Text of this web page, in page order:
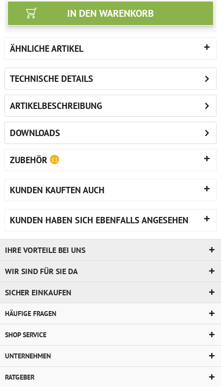
IN DEN WARENKORB
ÄHNLICHE ARTIKEL
TECHNISCHE DETAILS
ARTIKELBESCHREIBUNG
DOWNLOADS
ZUBEHÖR 11
KUNDEN KAUFTEN AUCH
KUNDEN HABEN SICH EBENFALLS ANGESEHEN
IHRE VORTEILE BEI UNS
WIR SIND FÜR SIE DA
SICHER EINKAUFEN
HÄUFIGE FRAGEN
SHOP SERVICE
UNTERNEHMEN
RATGEBER